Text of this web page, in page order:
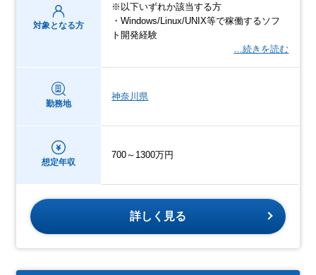
対象となる方
※以下いずれか該当する方
・Windows/Linux/UNIX等で稼働するソフ
ト開発経験
…続きを読む
勤務地
神奈川県
想定年収
700～1300万円
詳しく見る